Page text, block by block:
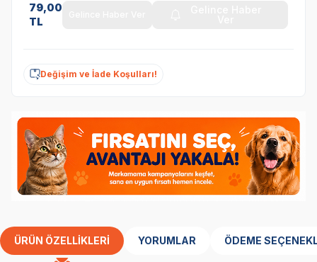
79,00
TL
Değişim ve İade Koşulları!
ÜRÜN ÖZELLIKLERI YORUMLAR ÖDEME